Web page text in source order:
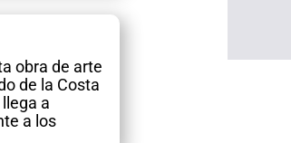
obra de arte
de la Costa
a
a los